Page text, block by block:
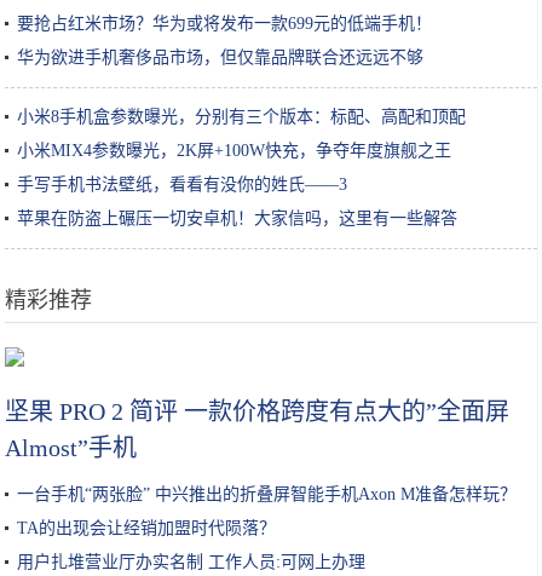
要抢占红米市场？华为或将发布一款699元的低端手机！
华为欲进手机奢侈品市场，但仅靠品牌联合还远远不够
小米8手机盒参数曝光，分别有三个版本：标配、高配和顶配
小米MIX4参数曝光，2K屏+100W快充，争夺年度旗舰之王
手写手机书法壁纸，看看有没你的姓氏——3
苹果在防盗上碾压一切安卓机！大家信吗，这里有一些解答
精彩推荐
坚果 PRO 2 简评 一款价格跨度有点大的”全面屏
Almost”手机
一台手机“两张脸” 中兴推出的折叠屏智能手机Axon M准备怎样玩？
TA的出现会让经销加盟时代陨落？
用户扎堆营业厅办实名制 工作人员:可网上办理